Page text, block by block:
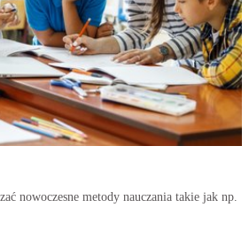
nowoczesne metody nauczania takie jak np.